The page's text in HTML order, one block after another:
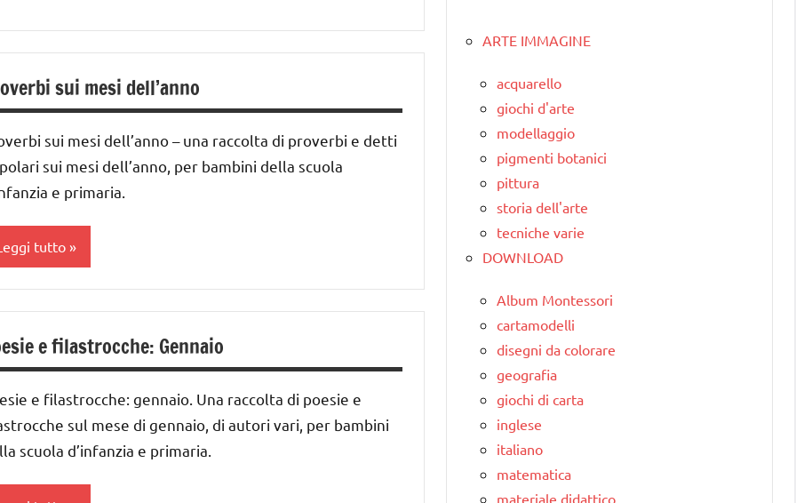
sui mesi dell’anno
sui mesi dell’anno – una raccolta di proverbi e detti
sui mesi dell’anno, per bambini della scuola
e primaria.
tutto
5a
ai
e filastrocche: Gennaio
e filastrocche: gennaio. Una raccolta di poesie e
sul mese di gennaio, di autori vari, per bambini
scuola d’infanzia e primaria.
ARTE IMMAGINE
acquarello
giochi d'arte
modellaggio
pigmenti botanici
pittura
storia dell'arte
tecniche varie
DOWNLOAD
Album Montessori
cartamodelli
disegni da colorare
geografia
giochi di carta
inglese
italiano
matematica
materiale didattico